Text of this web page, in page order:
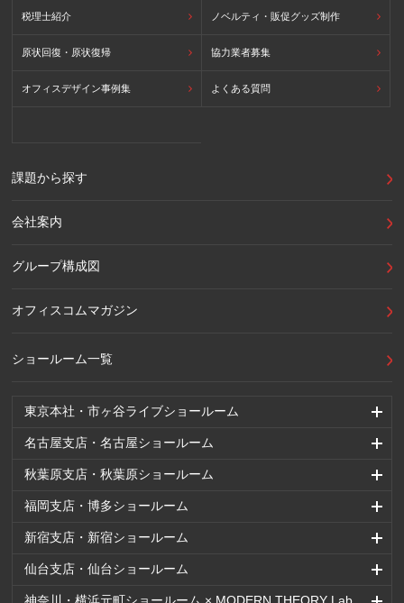
東京本社・市ヶ谷ライブショールーム
名古屋支店・名古屋ショールーム
秋葉原支店・秋葉原ショールーム
福岡支店・博多ショールーム
新宿支店・新宿ショールーム
仙台支店・仙台ショールーム
神奈川・横浜元町ショールーム × MODERN THEORY Lab.
税理士紹介 ノベルティ・販促グッズ制作
原状回復・原状復帰 協力業者募集
オフィスデザイン事例集 よくある質問
課題から探す
会社案内
グループ構成図
オフィスコムマガジン
ショールーム一覧